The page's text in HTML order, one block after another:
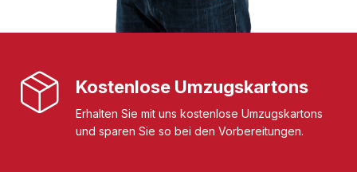
Kostenlose Umzugskartons
Erhalten Sie mit uns kostenlose Umzugskartons
und sparen Sie so bei den Vorbereitungen.